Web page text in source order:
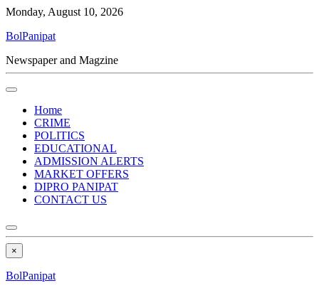
Monday, August 10, 2026
BolPanipat
Newspaper and Magzine
Home
CRIME
POLITICS
EDUCATIONAL
ADMISSION ALERTS
MARKET OFFERS
DIPRO PANIPAT
CONTACT US
×
BolPanipat